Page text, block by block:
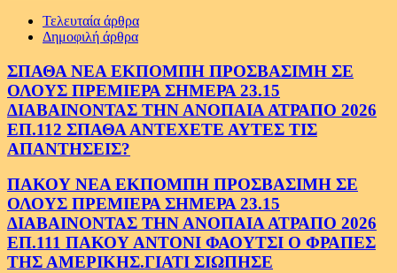
Τελευταία άρθρα
Δημοφιλή άρθρα
ΣΠΑΘΑ ΝΕΑ ΕΚΠΟΜΠΗ ΠΡΟΣΒΑΣΙΜΗ ΣΕ
ΟΛΟΥΣ ΠΡΕΜΙΕΡΑ ΣΗΜΕΡΑ 23.15
ΔΙΑΒΑΙΝΟΝΤΑΣ ΤΗΝ ΑΝΟΠΑΙΑ ΑΤΡΑΠΟ 2026
ΕΠ.112 ΣΠΑΘΑ ΑΝΤΕΧΕΤΕ ΑΥΤΕΣ ΤΙΣ
ΑΠΑΝΤΗΣΕΙΣ?
ΠΑΚΟΥ ΝΕΑ ΕΚΠΟΜΠΗ ΠΡΟΣΒΑΣΙΜΗ ΣΕ
ΟΛΟΥΣ ΠΡΕΜΙΕΡΑ ΣΗΜΕΡΑ 23.15
ΔΙΑΒΑΙΝΟΝΤΑΣ ΤΗΝ ΑΝΟΠΑΙΑ ΑΤΡΑΠΟ 2026
ΕΠ.111 ΠΑΚΟΥ ΑΝΤΟΝΙ ΦΑΟΥΤΣΙ Ο ΦΡΑΠΕΣ
ΤΗΣ ΑΜΕΡΙΚΗΣ.ΓΙΑΤΙ ΣΙΩΠΗΣΕ